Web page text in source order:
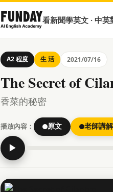
看新聞學英文 · 中
A2 程度 生 活 2021/07/16
The Secret of
香菜的秘密
播放內容： 原文 老師講解
▶